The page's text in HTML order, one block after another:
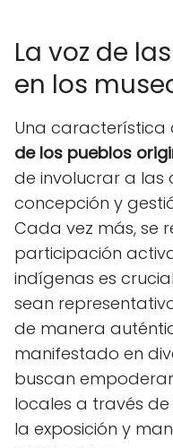
La voz de
en los
Una característica
de los pueblos
de involucrar a las
concepción y
Cada vez más, se
participación
indígenas es
sean
de manera
manifestado en
buscan
locales a través
la exposición y